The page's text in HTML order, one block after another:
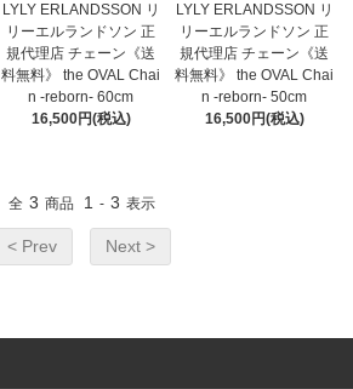
LYLY ERLANDSSON リ
リーエルランドソン 正
規代理店 チェーン《送
料無料》 the OVAL Chai
n -reborn- 60cm
16,500円(税込)
LYLY ERLANDSSON リ
リーエルランドソン 正
規代理店 チェーン《送
料無料》 the OVAL Chai
n -reborn- 50cm
16,500円(税込)
全 3 商品 1 - 3 表示
< Prev Next >